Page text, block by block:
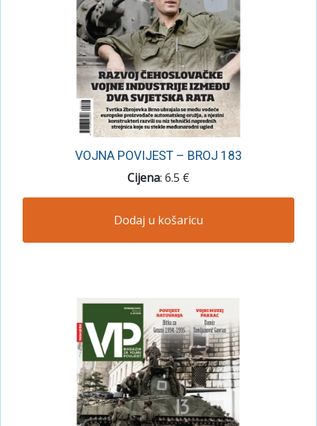
VOJNA POVIJEST – BROJ 183
Cijena: 6.5 €
Dodaj u košaricu